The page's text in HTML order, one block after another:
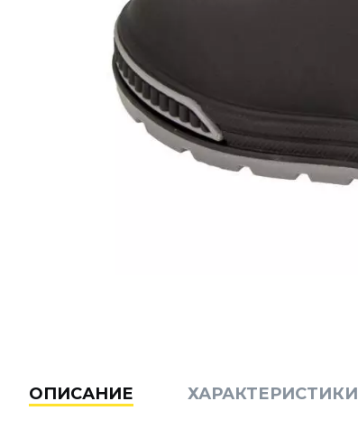
ОПИСАНИЕ ХАРАКТЕРИСТИКИ